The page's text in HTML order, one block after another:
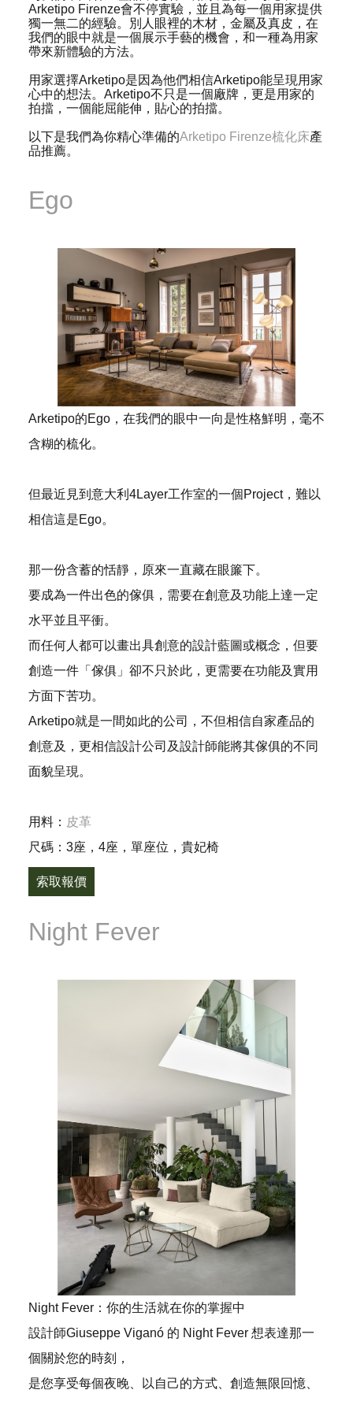
Arketipo Firenze會不停實驗，並且為每一個用家提供
獨一無二的經驗。別人眼裡的木材，金屬及真皮，在
我們的眼中就是一個展示手藝的機會，和一種為用家
帶來新體驗的方法。
用家選擇Arketipo是因為他們相信Arketipo能呈現用家
心中的想法。Arketipo不只是一個廠牌，更是用家的
拍擋，一個能屈能伸，貼心的拍擋。
以下是我們為你精心準備的Arketipo Firenze梳化床產
品推薦。
Ego
Arketipo的Ego，在我們的眼中一向是性格鮮明，毫不
含糊的梳化。
但最近見到意大利4Layer工作室的一個Project，難以
相信這是Ego。
那一份含蓄的恬靜，原來一直藏在眼簾下。
要成為一件出色的傢俱，需要在創意及功能上達一定
水平並且平衝。
而任何人都可以畫出具創意的設計藍圖或概念，但要
創造一件「傢俱」卻不只於此，更需要在功能及實用
方面下苦功。
Arketipo就是一間如此的公司，不但相信自家產品的
創意及，更相信設計公司及設計師能將其傢俱的不同
面貌呈現。
用料： 皮革
尺碼：3座，4座，單座位，貴妃椅
索取報價
Night Fever
Night Fever：你的生活就在你的掌握中
設計師Giuseppe Viganó 的 Night Fever 想表達那一
個關於您的時刻，
是您享受每個夜晚、以自己的方式、創造無限回憶、